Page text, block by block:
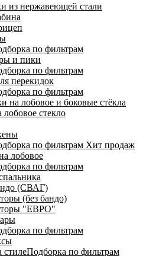
из нержавеющей стали
по фильтрам
и пики
по фильтрам
перекидок
по фильтрам
на лобовое и боковые стёкла
лобовое стекло
по фильтрам Хит продаж
лобовое
по фильтрам
(СВАГ)
(без бандо)
"ЕВРО"
по фильтрам
стилеПодборка по фильтрам